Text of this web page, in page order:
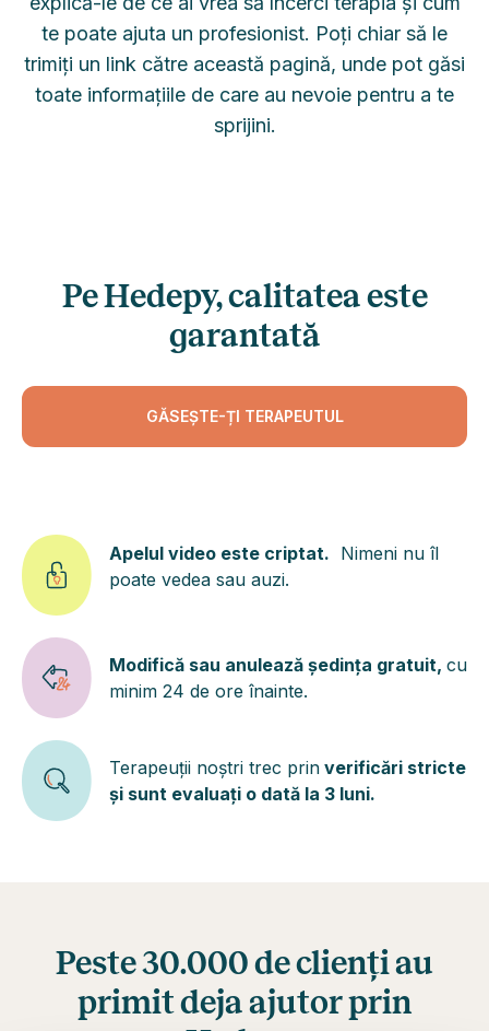
te poate ajuta un profesionist. Poți chiar să le
trimiți un link către această pagină, unde pot găsi
toate informațiile de care au nevoie pentru a te
sprijini.
Pe Hedepy, calitatea este
garantată
GĂSEȘTE-ȚI TERAPEUTUL
Apelul video este criptat. Nimeni nu îl
poate vedea sau auzi.
Modifică sau anulează ședința gratuit, cu
minim 24 de ore înainte.
Terapeuții noștri trec prin verificări stricte
și sunt evaluați o dată la 3 luni.
Peste 30.000 de clienți au
primit deja ajutor prin